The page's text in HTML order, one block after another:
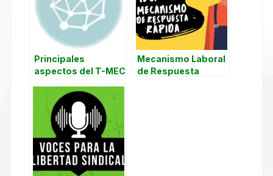
Principales
aspectos del T-MEC
Mecanismo Laboral
de Respuesta